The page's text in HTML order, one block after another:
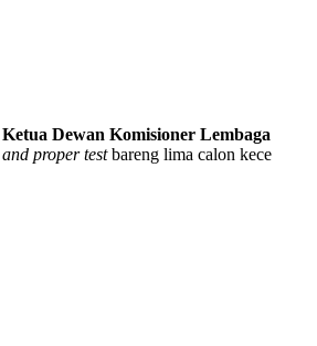
Ketua Dewan Komisioner Lembaga
proper testbareng lima calon kece